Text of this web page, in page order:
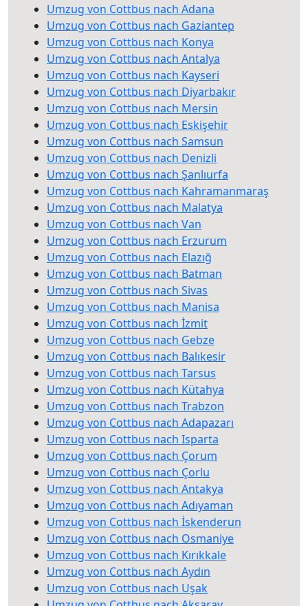
Umzug von Cottbus nach Adana
Umzug von Cottbus nach Gaziantep
Umzug von Cottbus nach Konya
Umzug von Cottbus nach Antalya
Umzug von Cottbus nach Kayseri
Umzug von Cottbus nach Diyarbakır
Umzug von Cottbus nach Mersin
Umzug von Cottbus nach Eskişehir
Umzug von Cottbus nach Samsun
Umzug von Cottbus nach Denizli
Umzug von Cottbus nach Şanlıurfa
Umzug von Cottbus nach Kahramanmaraş
Umzug von Cottbus nach Malatya
Umzug von Cottbus nach Van
Umzug von Cottbus nach Erzurum
Umzug von Cottbus nach Elazığ
Umzug von Cottbus nach Batman
Umzug von Cottbus nach Sivas
Umzug von Cottbus nach Manisa
Umzug von Cottbus nach İzmit
Umzug von Cottbus nach Gebze
Umzug von Cottbus nach Balıkesir
Umzug von Cottbus nach Tarsus
Umzug von Cottbus nach Kütahya
Umzug von Cottbus nach Trabzon
Umzug von Cottbus nach Adapazarı
Umzug von Cottbus nach Isparta
Umzug von Cottbus nach Çorum
Umzug von Cottbus nach Çorlu
Umzug von Cottbus nach Antakya
Umzug von Cottbus nach Adıyaman
Umzug von Cottbus nach İskenderun
Umzug von Cottbus nach Osmaniye
Umzug von Cottbus nach Kırıkkale
Umzug von Cottbus nach Aydın
Umzug von Cottbus nach Uşak